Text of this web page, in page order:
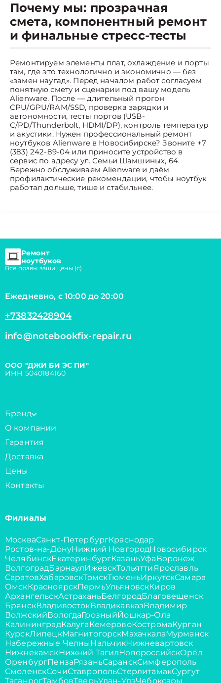
Почему мы: прозрачная
смета, компонентный ремонт
и финальные стресс-тесты
Ремонтируем элементы плат, охлаждение и порты
там, где это технологично и экономично — без
«замен наугад». Перед началом работ согласуем
понятную смету и сценарии под вашу модель
Alienware. После — длительный прогон
CPU/GPU/RAM/SSD, проверка зарядки и
автономности, тесты портов (USB-
C/PD/Thunderbolt, HDMI/DP), контроль температур
и акустики. Нужен профессиональный ремонт
ноутбуков Alienware в Новосибирске? Звоните +7
(383) 242-89-04 или приносите устройство в
сервис по адресу ул. Семьи Шамшиных, 64.
Бережно обслуживаем Alienware и даём
профилактические рекомендации, чтобы ноутбук
работал дольше, тише и стабильнее.
Ремонт
ноутбуков
Все правы защищены (с)
Ежедневно, с 10:00 до 20:00
+73832428904
info@notebookfix-repair.ru
ООО "ДЖИ БИ ЭС ПИ"
ИНН 5040184160
Бренд
О компании
Гарантия
Доставка
Цены
Контакты
Филиалы
МоскваСанкт-ПетербургКраснодар
Ростов-на-ДонуНижний НовгородНовосибирск
ЧелябинскЕкатеринбургКазаньУфаВоронеж
ВолгоградБарнаулИжевскТольяттиЯрославль
СаратовХабаровскТомскТюменьИркутскСамара
ОмскКрасноярскПермьУльяновскКиров
АрхангельскАстраханьБелгородБлаговещенск
БрянскВладивостокВладикавказВладимир
ВолжскийВологдаГрозныйЙошкар-Ола
КалининградКалугаКемеровоКостромаКурган
КурскЛипецкМагнитогорскМахачкалаМурманск
Набережные ЧелныНальчикНижневартовск
НижнекамскНижний ТагилНовороссийскОрёл
ОренбургПензаРязаньСаранскСимферополь
СмоленскСочиСтавропольСтерлитамакСургут
ТаганрогТамбовТверьУлан-УдэЧебоксары